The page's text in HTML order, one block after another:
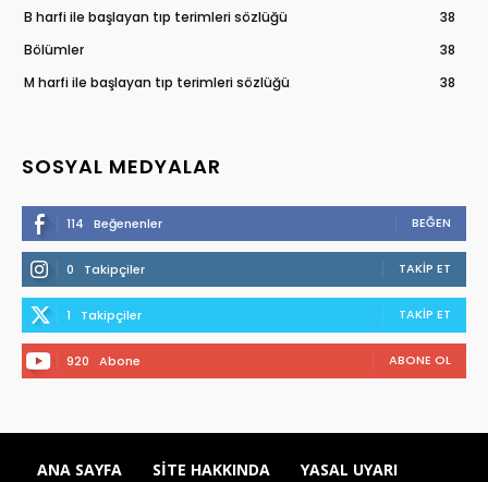
B harfi ile başlayan tıp terimleri sözlüğü
38
Bölümler
38
M harfi ile başlayan tıp terimleri sözlüğü
38
SOSYAL MEDYALAR
114 Beğenenler BEĞEN
0 Takipçiler TAKIP ET
1 Takipçiler TAKIP ET
920 Abone ABONE OL
ANA SAYFA SITE HAKKINDA YASAL UYARI